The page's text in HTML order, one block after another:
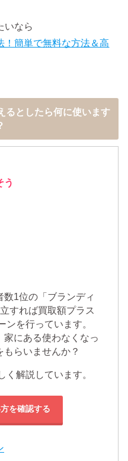
いなら
！簡単で無料な方法＆高
るとしたら何に使います
う
1位の「ブランディ
すれば買取額プラス
ンを行っています。
家にある使わなくなっ
らいませんか？
く解説しています。
を確認する